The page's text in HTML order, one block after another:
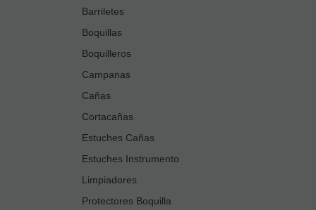
Barriletes
Boquillas
Boquilleros
Campanas
Cañas
Cortacañas
Estuches Cañas
Estuches Instrumento
Limpiadores
Protectores Boquilla